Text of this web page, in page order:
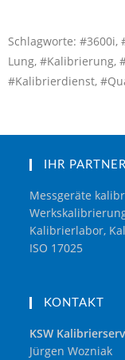
Schlagworte:
Lung, #Kalibrierung,
#Kalibrierdienst,
IHR
Messgeräte
Kalibrierlabor,
ISO 17025
KONTAKT
KSW
Jürgen Wozniak